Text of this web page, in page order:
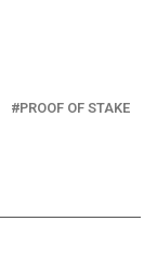
PROOF OF STAKE